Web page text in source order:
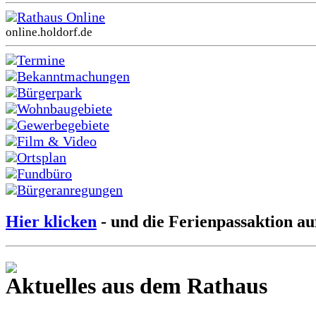
Rathaus Online
online.holdorf.de
Termine
Bekanntmachungen
Bürgerpark
Wohnbaugebiete
Gewerbegebiete
Film & Video
Ortsplan
Fundbüro
Bürgeranregungen
Hier klicken - und die Ferienpassaktion
Aktuelles aus dem Rathaus